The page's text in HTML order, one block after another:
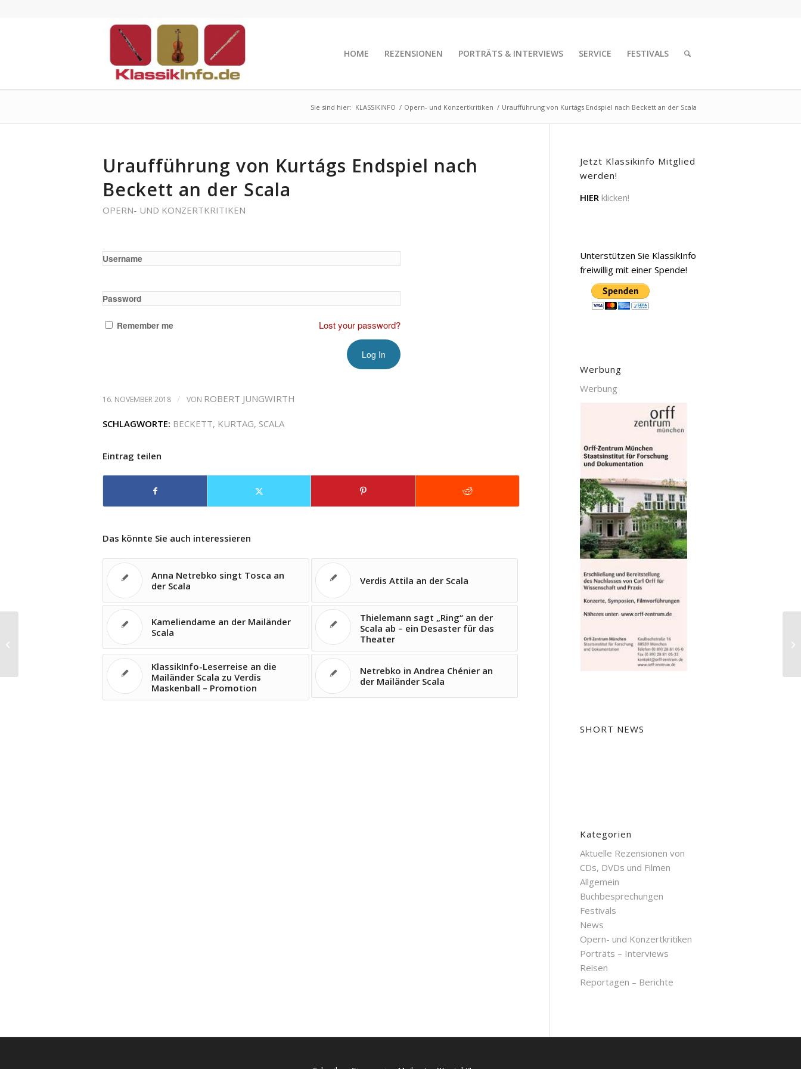
HOME REZENSIONEN PORTRÄTS & INTERVIEWS SERVICE FESTIVALS
Sie sind hier: KLASSIKINFO / Opern- und Konzertkritiken / Uraufführung von Kurtágs Endspiel nach Beckett an der Scala
Uraufführung von Kurtágs Endspiel nach
Beckett an der Scala
OPERN- UND KONZERTKRITIKEN
Username
Password
Remember me Lost your password?
16. NOVEMBER 2018 / VON ROBERT JUNGWIRTH
SCHLAGWORTE: BECKETT, KURTAG, SCALA
Eintrag teilen
Das könnte Sie auch interessieren
Anna Netrebko singt Tosca an
der Scala
Verdis Attila an der Scala
Kameliendame an der Mailänder
Scala
Thielemann sagt „Ring“ an der
Scala ab – ein Desaster für das
Theater
KlassikInfo-Leserreise an die
Mailänder Scala zu Verdis
Maskenball – Promotion
Netrebko in Andrea Chénier an
der Mailänder Scala
Jetzt Klassikinfo Mitglied
werden!
HIER klicken!
Unterstützen Sie KlassikInfo
freiwillig mit einer Spende!
Werbung
Werbung
SHORT NEWS
Kategorien
Aktuelle Rezensionen von
CDs, DVDs und Filmen
Allgemein
Buchbesprechungen
Festivals
News
Opern- und Konzertkritiken
Porträts – Interviews
Reisen
Reportagen – Berichte
Karl Feilitzschs Jazz-Kantate
Apokalypse in München